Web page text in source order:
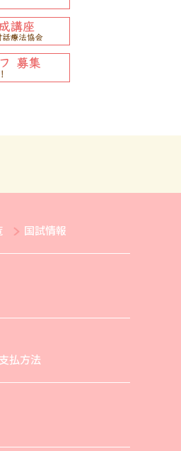
国試情報
払方法